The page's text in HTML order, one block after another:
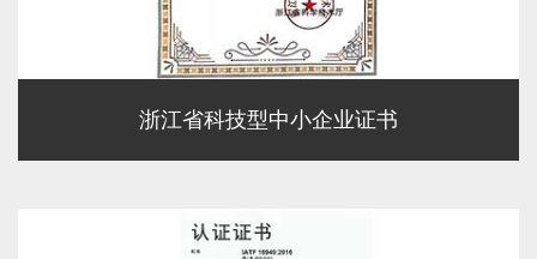
浙江省科技型中小企业证书